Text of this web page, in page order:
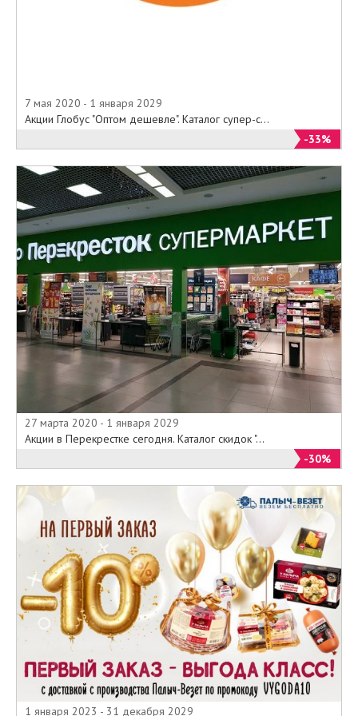
7 мая 2020 - 1 января 2029
Акции Глобус "Оптом дешевле". Каталог супер-с...
-33%
27 марта 2020 - 1 января 2029
Акции в Перекрестке сегодня. Каталог скидок "...
-30%
1 января 2023 - 31 декабря 2029